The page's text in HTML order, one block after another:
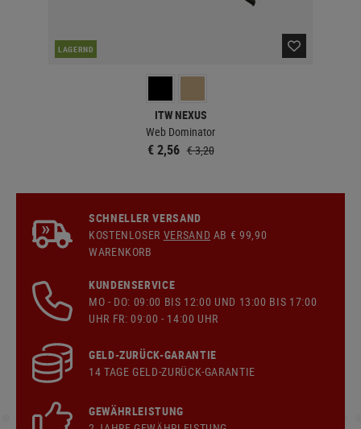
LAGERND
ITW NEXUS
Web Dominator
€ 2,56 € 3,20
SCHNELLER VERSAND
KOSTENLOSER VERSAND AB € 99,90
WARENKORB
KUNDENSERVICE
MO - DO: 09:00 BIS 12:00 UND 13:00 BIS 17:00
UHR FR: 09:00 - 14:00 UHR
GELD-ZURÜCK-GARANTIE
14 TAGE GELD-ZURÜCK-GARANTIE
GEWÄHRLEISTUNG